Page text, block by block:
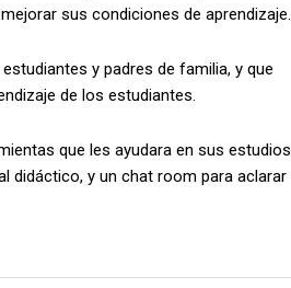
sus condiciones de aprendizaje.
y padres de familia, y que
de los estudiantes.
que les ayudara en sus estudios
didáctico, y un chat room para aclarar